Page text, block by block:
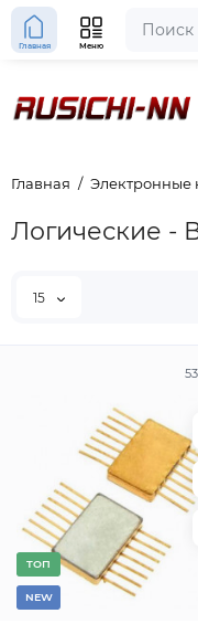
Главная Меню
Главная Электронные
Логические -
15
TОП
NEW